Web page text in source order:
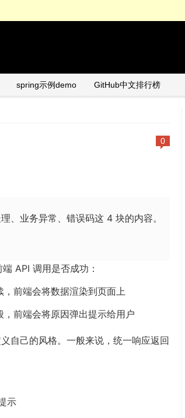
spring示例demo GitHub中文排行榜
0
、业务异常、错误码这 4 块的内容。
API 调用是否成功：
前端会将数据渲染到页面上
前端会将原因弹出提示给用户
自己的风格。一般来说，统一响应返回
示